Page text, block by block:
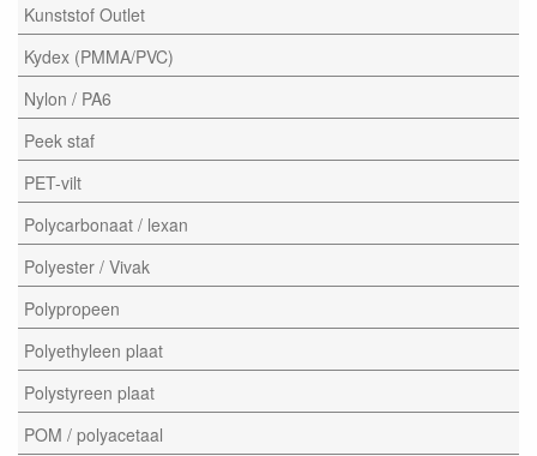
Kunststof Outlet
Kydex (PMMA/PVC)
Nylon / PA6
Peek staf
PET-vilt
Polycarbonaat / lexan
Polyester / Vivak
Polypropeen
Polyethyleen plaat
Polystyreen plaat
POM / polyacetaal